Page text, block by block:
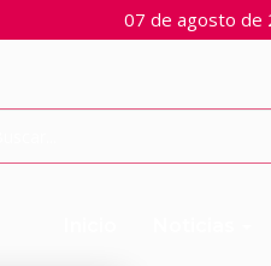
07 de agosto de